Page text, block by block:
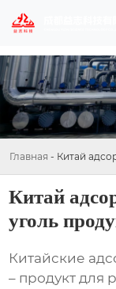
Главная - Китай
Китай
уголь
Китайские
– продукт для